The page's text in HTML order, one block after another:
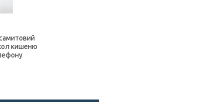
кишеню